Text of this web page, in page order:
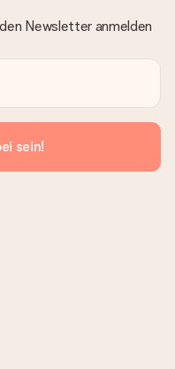
Newsletter anmelden
sein!